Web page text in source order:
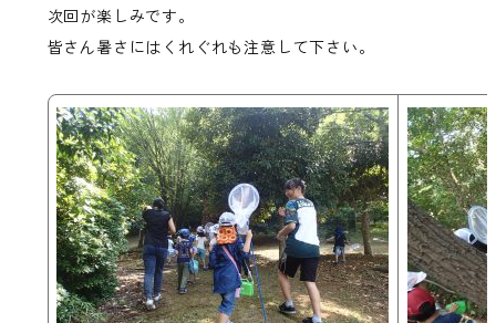
次回が楽しみです。
皆さん暑さにはくれぐれも注意して下さい。